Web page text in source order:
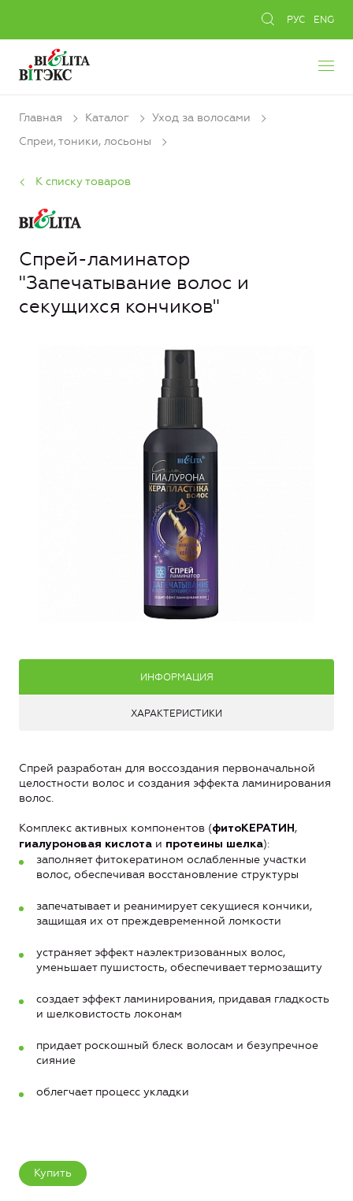
РУС ENG
Главная Каталог
Уход за волосами
Спреи, тоники, лосьоны
К списку товаров
Спрей-ламинатор
"Запечатывание волос и
секущихся кончиков"
ИНФОРМАЦИЯ
ХАРАКТЕРИСТИКИ
Спрей разработан для воссоздания первоначальной
целостности волос и создания эффекта ламинирования
волос.
Комплекс активных компонентов (фитоКЕРАТИН ,
гиалуроновая кислота и протеины шелка):
заполняет фитокератином ослабленные участки
волос, обеспечивая восстановление структуры
запечатывает и реанимирует секущиеся кончики,
защищая их от преждевременной ломкости
устраняет эффект наэлектризованных волос,
уменьшает пушистость, обеспечивает термозащиту
создает эффект ламинирования, придавая гладкость
и шелковистость локонам
придает роскошный блеск волосам и безупречное
сияние
облегчает процесс укладки
Купить